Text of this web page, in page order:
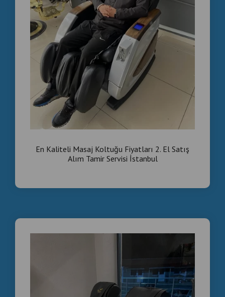
Kafeler
İş merkezleri
Sosyal tesisler
Yatırımcı işletmeler
📲 HEMEN İLETİŞİM
💬 WhatsApp: +90 535 989 04 29
SATIŞI | PROFESYONEL TEKNİK
SERVİS
Türkiye’den yurt içine ve yurt dışına profesyonel ticari
En Kaliteli Masaj Koltuğu Fiyatları 2. El Satış
Alım Tamir Servisi İstanbul